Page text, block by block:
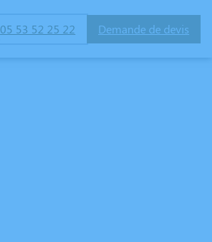
05 53 52 25 22 Demande de devis